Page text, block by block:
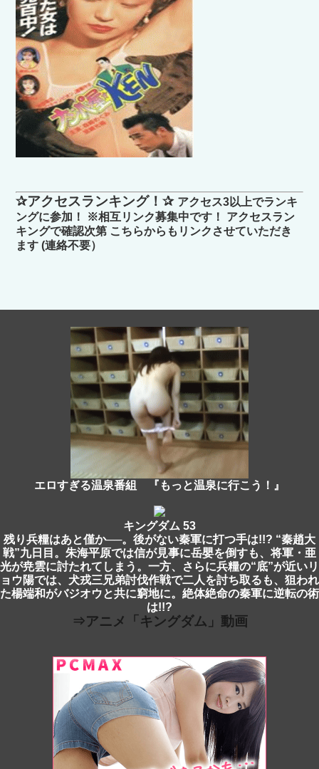
✰アクセスランキング！✰ アクセス3以上でランキ
ングに参加！ ※相互リンク募集中です！ アクセスラン
キングで確認次第 こちらからもリンクさせていただき
ます (連絡不要）
エロすぎる温泉番組 『もっと温泉に行こう！』
キングダム 53
残り兵糧はあと僅か──。後がない秦軍に打つ手は!!? “秦趙大
戦”九日目。朱海平原では信が見事に岳嬰を倒すも、将軍・亜
光が尭雲に討たれてしまう。一方、さらに兵糧の“底”が近いリ
ョウ陽では、犬戎三兄弟討伐作戦で二人を討ち取るも、狙われ
た楊端和がバジオウと共に窮地に。絶体絶命の秦軍に逆転の術
は!!?
⇒アニメ「キングダム」動画